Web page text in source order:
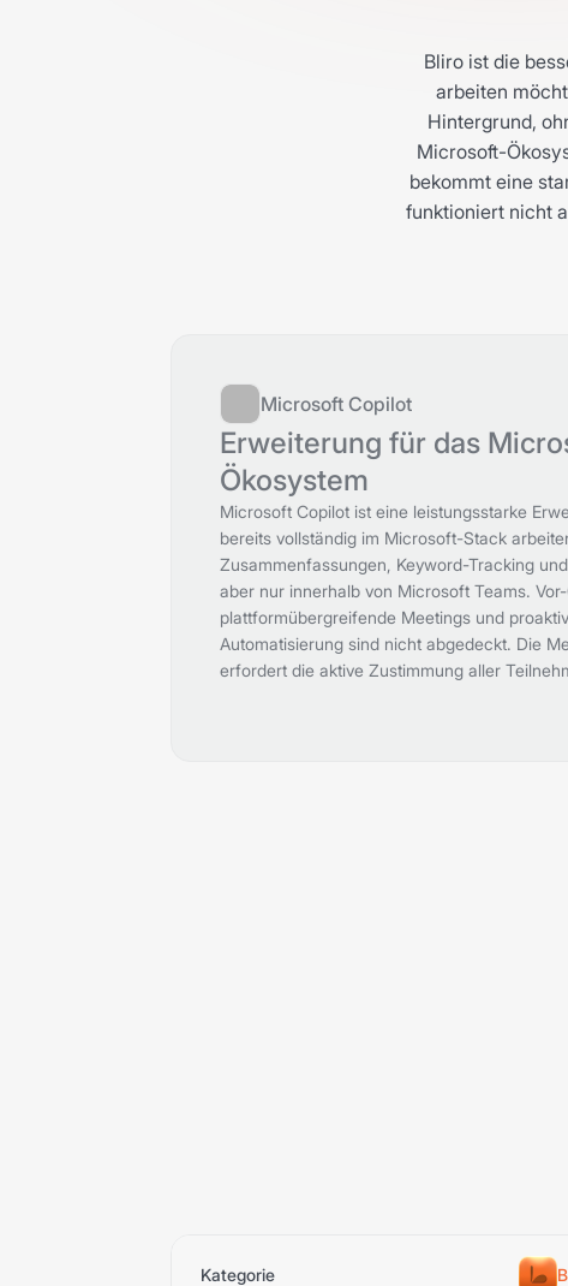
Bliro ist die
arbeiten
Hintergrund,
Microsoft-
bekommt eine
funktioniert nicht
Microsoft Copilot
Erweiterung für das
Ökosystem
Microsoft Copilot ist eine leistungsstarke
bereits vollständig im Microsoft-Stack
Zusammenfassungen, Keyword-Tracking
aber nur innerhalb von Microsoft Teams. Vor-
plattformübergreifende Meetings und
Automatisierung sind nicht abgedeckt. Die
erfordert die aktive Zustimmung aller
Kategorie